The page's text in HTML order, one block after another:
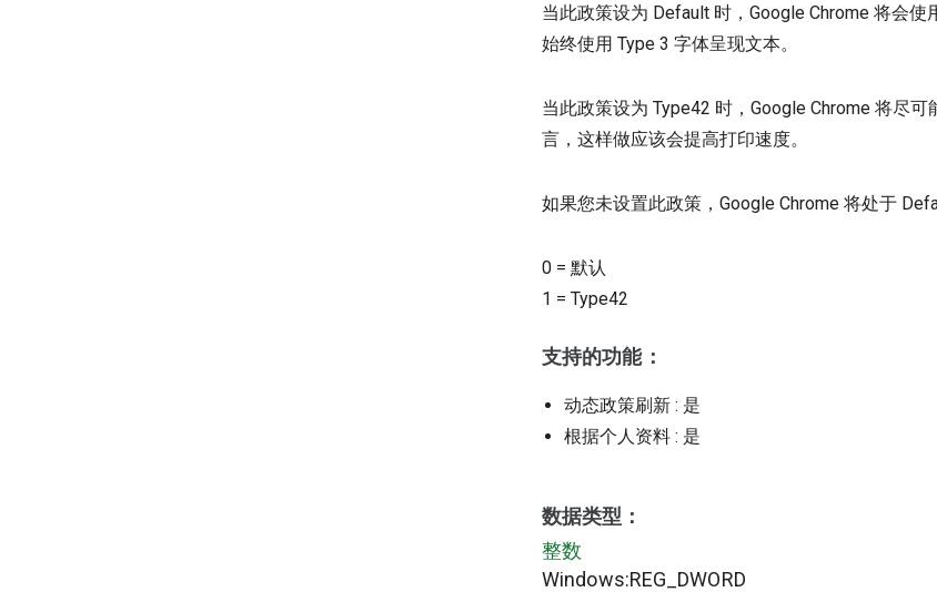
当此政策设为 Default 时，Google Chrome 将会
始终使用 Type 3 字体呈现文本。
当此政策设为 Type42 时，Google Chrome 将尽
言，这样做应该会提高打印速度。
如果您未设置此政策，Google Chrome 将处于
0 = 默认
1 = Type42
支持的功能：
动态政策刷新 : 是
根据个人资料 : 是
数据类型：
整数
Windows:REG_DWORD